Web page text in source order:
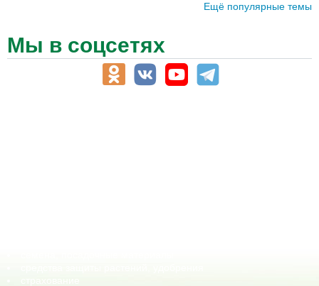
Ещё популярные темы
Мы в соцсетях